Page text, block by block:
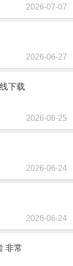
2026-07-07
2026-06-27
下载
2026-06-25
2026-06-24
2026-06-24
非常